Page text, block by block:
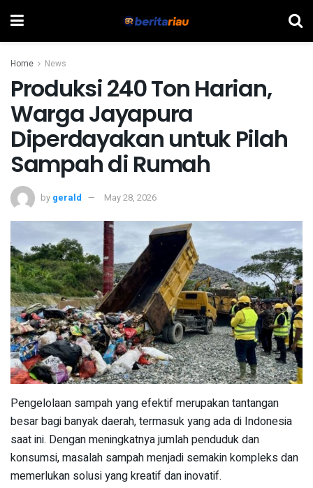
Home News
Produksi 240 Ton Harian,
Warga Jayapura
Diperdayakan untuk Pilah
Sampah di Rumah
by gerald May 28, 2026
Pengelolaan sampah yang efektif merupakan tantangan
besar bagi banyak daerah, termasuk yang ada di Indonesia
saat ini. Dengan meningkatnya jumlah penduduk dan
konsumsi, masalah sampah menjadi semakin kompleks dan
memerlukan solusi yang kreatif dan inovatif.